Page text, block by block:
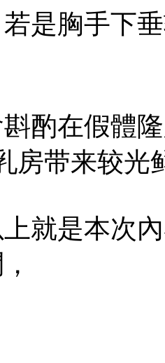
是胸手下
酌在假體
房带来较
就是本次